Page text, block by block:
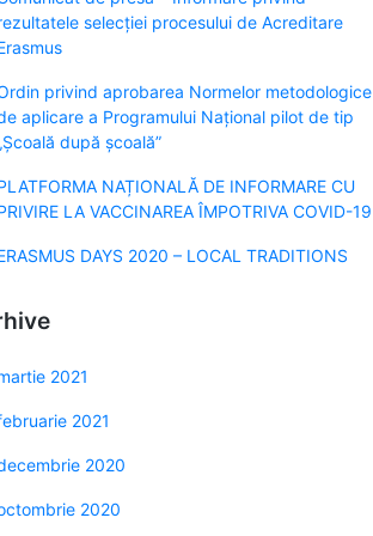
selecției procesului de Acreditare
privind aprobarea Normelor metodologice
aplicare a Programului Naţional pilot de tip
după şcoală”
NAȚIONALĂ DE INFORMARE CU
LA VACCINAREA ÎMPOTRIVA COVID-19
DAYS 2020 – LOCAL TRADITIONS
2021
2021
2020
2020